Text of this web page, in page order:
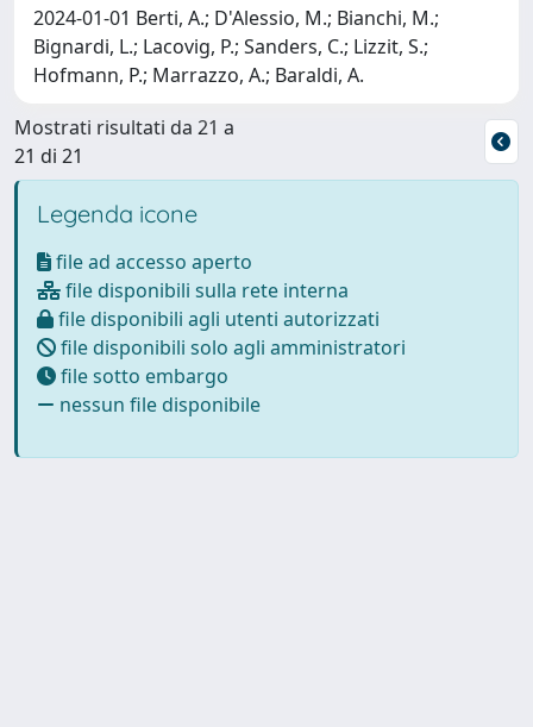
2024-01-01 Berti, A.; D'Alessio, M.; Bianchi, M.;
Bignardi, L.; Lacovig, P.; Sanders, C.; Lizzit, S.;
Hofmann, P.; Marrazzo, A.; Baraldi, A.
Mostrati risultati da 21 a
21 di 21
Legenda icone
file ad accesso aperto
file disponibili sulla rete interna
file disponibili agli utenti autorizzati
file disponibili solo agli amministratori
file sotto embargo
nessun file disponibile